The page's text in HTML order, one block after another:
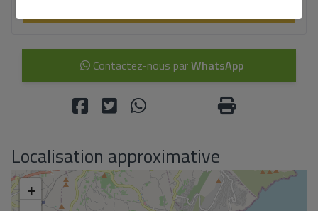
Contactez-nous parWhatsApp
Localisation approximative
+